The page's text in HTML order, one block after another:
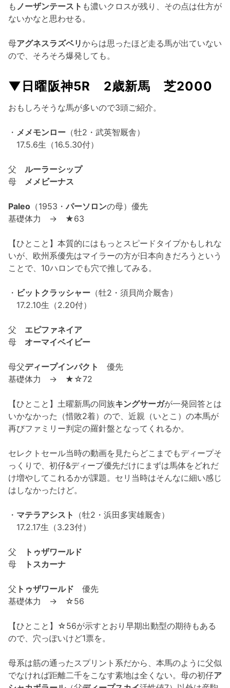
も ノーザンテースト も濃いクロスが残り、その点は仕方が
ないかなと思わせる。
母アグネスラズベリからは思ったほど走る馬が出ていない
ので、そろそろ爆発しても。
▼日曜阪神5R 2歳新馬 芝2000
おもしろそうな馬が多いので3頭ご紹介。
・ メメモンロー （牡2・武英智厩舎）
17.5.6生（16.5.30付）
父 ルーラーシップ
母
メメビーナス
Paleo （1953・ パーソロンの母）優先
基礎体力 → ★63
【ひとこと】本質的にはもっとスピードタイプかもしれな
いが、欧州系優先はマイラーの方が日本向きだろうという
ことで、10ハロンでも穴で推してみる。
・ ビットクラッシャー （牡2・須貝尚介厩舎）
17.2.10生（2.20付）
父 エピファネイア
母 オーマイベイビー
母父ディープインパクト
優先
基礎体力 → ★☆72
【ひとこと】土曜新馬の同族キングサーガが一発回答とは
いかなかった（惜敗2着）ので、近親（いとこ）の本馬が
再びファミリー判定の羅針盤となってくれるか。
セレクトセール当時の動画を見たらどこまでもディープそ
っくりで、初仔&ディープ優先だけにまずは馬体をどれだ
け増やしてこれるかが課題。セリ当時はそんなに細い感じ
はしなかったけど。
・ マテラアシスト
（牡2・浜田多実雄厩舎）
17.2.17生（3.23付）
父
トゥザワールド
母
トスカーナ
父 トゥザワールド 優先
基礎体力 → ☆56
【ひとこと】☆56が示すとおり早期出動型の期待もある
ので、穴っぽいけど1票を。
母系は筋の通ったスプリント系だから、本馬のように父似
でなければ距離二千をこなす素地は全くない。母の初仔ア